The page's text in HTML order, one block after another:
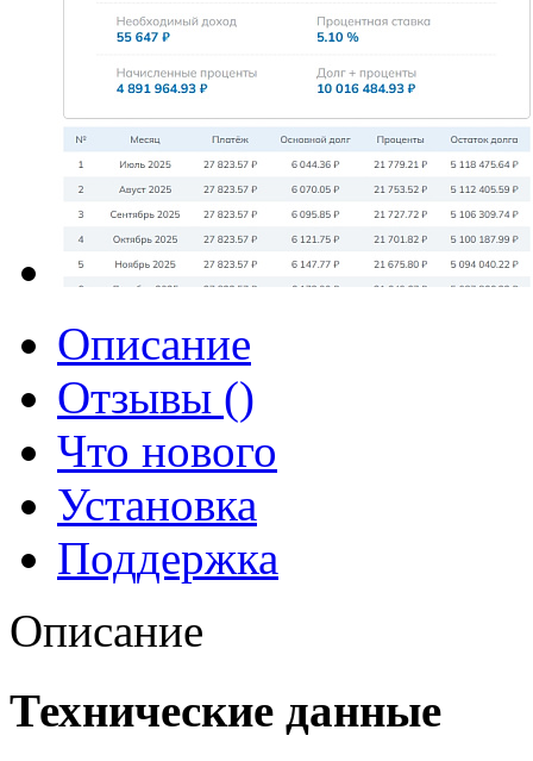
Описание
Отзывы ()
Что нового
Установка
Поддержка
Описание
Технические данные